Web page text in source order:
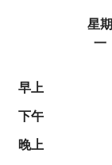
星期
一
早上
下午
晚上